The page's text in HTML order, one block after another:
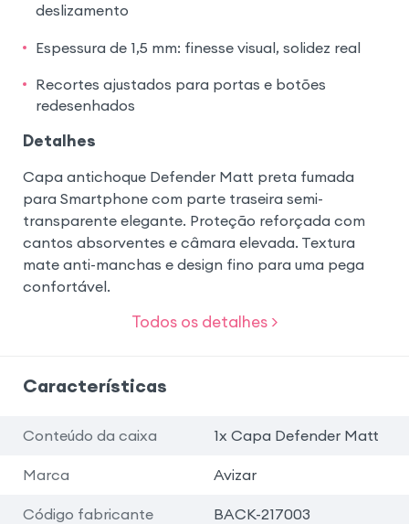
deslizamento
Espessura de 1,5 mm: finesse visual, solidez real
Recortes ajustados para portas e botões
redesenhados
Detalhes
Capa antichoque Defender Matt preta fumada
para Smartphone com parte traseira semi-
transparente elegante. Proteção reforçada com
cantos absorventes e câmara elevada. Textura
mate anti-manchas e design fino para uma pega
confortável.
Todos os detalhes >
Características
Conteúdo da caixa 1x Capa Defender Matt
Marca Avizar
Código fabricante BACK-217003